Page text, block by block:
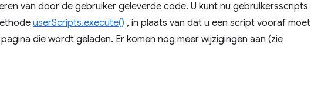
van door de gebruiker geleverde code. U kunt nu gebruikersscripts
userScripts.execute() , in plaats van dat u een script vooraf moet
die wordt geladen. Er komen nog meer wijzigingen aan (zie